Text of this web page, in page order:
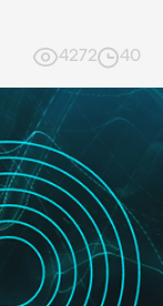
4272 40